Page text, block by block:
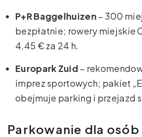
P+R Baggelhuizen – 300
bezpłatnie; rowery miejskie
4,45 € za 24 h.
Europark Zuid –
imprez sportowych; pakiet
obejmuje parking i przejazd
Parkowanie dla osób